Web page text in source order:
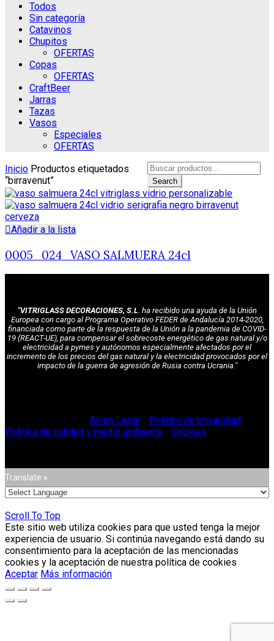
Todos
Sin categoría
Catavinos
Chupitos
OFERTAS
Copas
OFERTAS
CraftBeer
Jarras
Tazas
Vasos
Especiales
OFERTAS
Inicio Productos etiquetados
“birravenut”
Search
for:
Search
Añadir a la lista
0005_024_VASO SALMUERA 24cl
"VITRIGLASS DECORACIONES, S.L . ha recibido una ayuda de la Unión
Europea con cargo al Programa Operativo FEDER de Andalucía 2014-2020,
financiada como parte de la respuesta de la Unión a la pandemia de COVID-
19 (REACT-UE), para compensar el sobrecoste energético de gas natural y/o
electricidad a pymes y autónomos especialmente afectados por el
incremento de los precios del gas natural y la electricidad provocados por el
impacto de la guerra de agresión de Rusia contra Ucrania."
Aviso Legal Política de privacidad
Política de calidad y medio ambiente
Cookies
Translate »
Scroll To Top
Este sitio web utiliza cookies para que usted tenga la mejor
experiencia de usuario. Si continúa navegando está dando su
consentimiento para la aceptación de las mencionadas
cookies y la aceptación de nuestra política de cookies
Aceptar Más información